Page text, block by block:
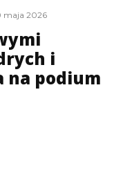
maja 2026
i
na podium